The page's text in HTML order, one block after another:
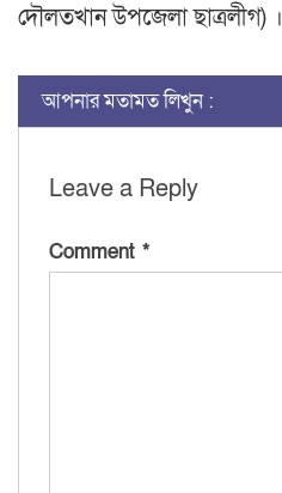
দৌলতখান উপজেলা ছাত্রলীগ) ।
আপনার মতামত লিখুন :
Leave a Reply
Comment *